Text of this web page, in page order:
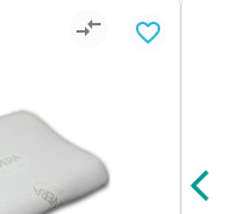
compare_arrows favorite_border